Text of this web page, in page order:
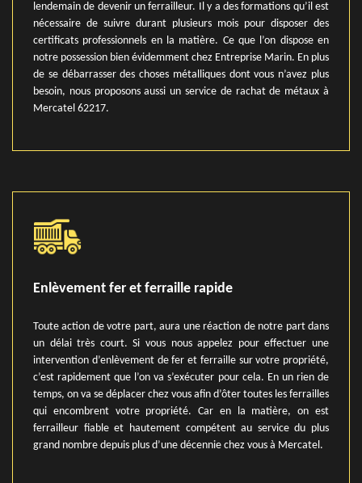
lendemain de devenir un ferrailleur. Il y a des formations qu’il est
nécessaire de suivre durant plusieurs mois pour disposer des
certificats professionnels en la matière. Ce que l’on dispose en
notre possession bien évidemment chez Entreprise Marin. En plus
de se débarrasser des choses métalliques dont vous n’avez plus
besoin, nous proposons aussi un service de rachat de métaux à
Mercatel 62217.
Enlèvement fer et ferraille rapide
Toute action de votre part, aura une réaction de notre part dans
un délai très court. Si vous nous appelez pour effectuer une
intervention d’enlèvement de fer et ferraille sur votre propriété,
c’est rapidement que l’on va s’exécuter pour cela. En un rien de
temps, on va se déplacer chez vous afin d’ôter toutes les ferrailles
qui encombrent votre propriété. Car en la matière, on est
ferrailleur fiable et hautement compétent au service du plus
grand nombre depuis plus d’une décennie chez vous à Mercatel.